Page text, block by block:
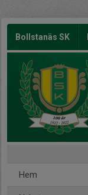
Bollstanäs SK
Hem